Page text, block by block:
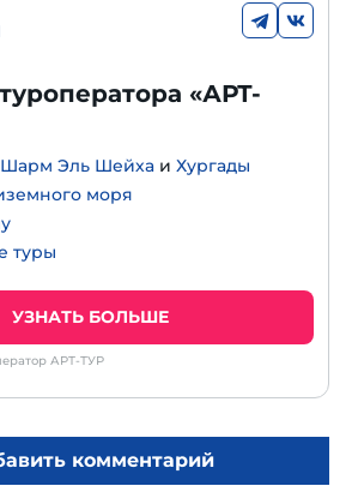
«АРТ-
Шарм Эль Шейха и Хургады
моря
туры
УЗНАТЬ БОЛЬШЕ
АРТ-ТУР
комментарий